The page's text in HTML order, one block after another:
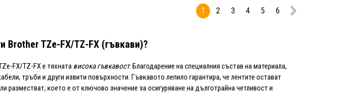
1 2 3 4 5 6
Brother TZe-FX/TZ-FX (гъвкави)?
FX/TZ-FX е тяхната висока гъвкавост. Благодарение на специалния състав на материала,
тръби и други извити повърхности. Гъвкавото лепило гарантира, че лентите остават
разместват, което е от ключово значение за осигуряване на дълготрайна четливост и